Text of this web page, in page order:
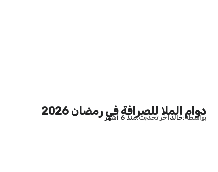
دوام الملا للصرافة في رمضان 2026
بواسطة خالدآخر تحديث منذ 6 أشهر